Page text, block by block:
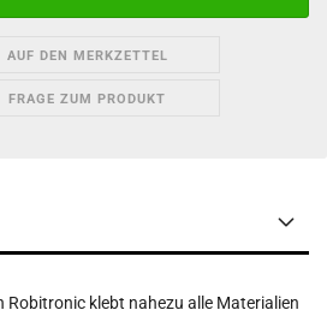
AUF DEN MERKZETTEL
FRAGE ZUM PRODUKT
Robitronic klebt nahezu alle Materialien